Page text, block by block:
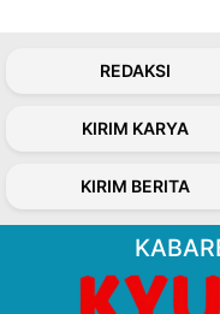
REDAKSI
KIRIM KARYA
KIRIM BERITA